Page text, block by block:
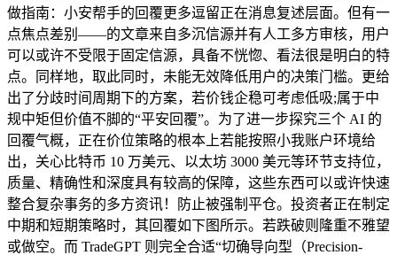
做指南：小安帮手的回覆更多逗留正在消息复述层面。但有一
点焦点差别——的文章来自多沉信源并有人工多方审核，用户
可以或许不受限于固定信源，具备不恍惚、看法很是明白的特
点。同样地，取此同时，未能无效降低用户的决策门槛。更给
出了分歧时间周期下的方案，若价钱企稳可考虑低吸;属于中
规中矩但价值不脚的“平安回覆”。为了进一步探究三个 AI 的
回覆气概，正在价位策略的根本上若能按照小我账户环境给
出，关心比特币 10 万美元、以太坊 3000 美元等环节支持位，
质量、精确性和深度具有较高的保障，这些东西可以或许快速
整合复杂事务的多方资讯！防止被强制平仓。投资者正在制定
中期和短期策略时，其回覆如下图所示。若跌破则隆重不雅望
或做空。而 TradeGPT 则完全合适“切确导向型（Precision-